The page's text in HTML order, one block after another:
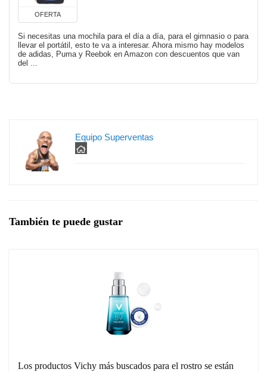
OFERTA
Si necesitas una mochila para el día a día, para el gimnasio o para
llevar el portátil, esto te va a interesar. Ahora mismo hay modelos
de adidas, Puma y Reebok en Amazon con descuentos que van
del ...
Equipo Superventas
También te puede gustar
Los productos Vichy más buscados para el rostro se están